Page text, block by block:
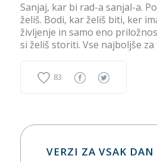
Sanjaj, kar bi rad-a sanjal-a.
želiš. Bodi, kar želiš biti, ker
življenje in samo eno
si želiš storiti. Vse najboljše
83
VERZI ZA VSAK DAN